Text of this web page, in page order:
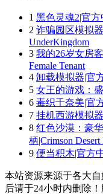
1 黑色灵魂2|官
2 诈骗园区模拟器
UnderKingdom
3 我的26岁女房
Female Tenant
4 卸载模拟器|官
5 女王的游戏：
6 毒织千奈美|官
7 挂机西游模拟器
8 红色沙漠：豪
柄|Crimson
9 便当积木|官方
本站资源来源于各大
后请于24小时内删除